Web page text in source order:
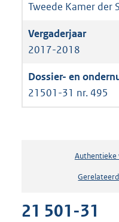
Tweede Kamer der
2017-2018
21501-31 nr. 495
Authentieke
Gerelateerd
21 501-31